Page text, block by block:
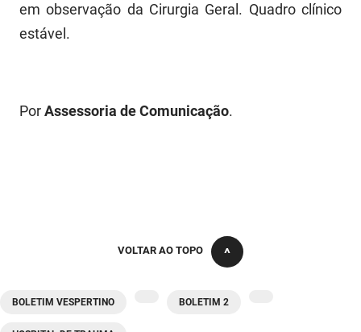
em observação da Cirurgia Geral. Quadro clínico
estável.
PorAssessoria de Comunicação.
VOLTAR AO TOPO
BOLETIM VESPERTINO BOLETIM 2